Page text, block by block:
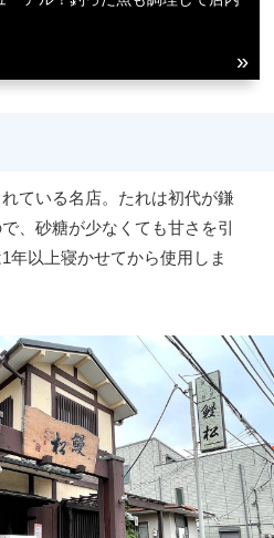
ている名店。たれは初代が鎌
、砂糖が少なくても甘さを引
年以上寝かせてから使用しま